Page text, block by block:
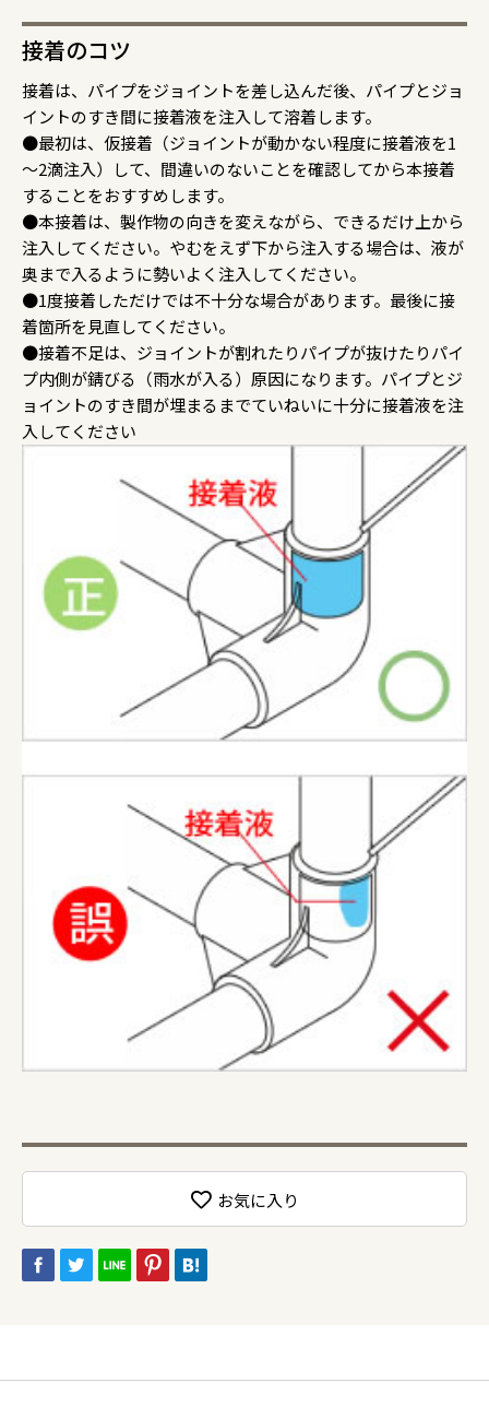
接着のコツ
接着は、パイプをジョイントを差し込んだ後、パイプとジョ
イントのすき間に接着液を注入して溶着します。
●最初は、仮接着（ジョイントが動かない程度に接着液を1
～2滴注入）して、間違いのないことを確認してから本接着
することをおすすめします。
●本接着は、製作物の向きを変えながら、できるだけ上から
注入してください。やむをえず下から注入する場合は、液が
奥まで入るように勢いよく注入してください。
●1度接着しただけでは不十分な場合があります。最後に接
着箇所を見直してください。
●接着不足は、ジョイントが割れたりパイプが抜けたりパイ
プ内側が錆びる（雨水が入る）原因になります。パイプとジ
ョイントのすき間が埋まるまでていねいに十分に接着液を注
入してください
お気に入り